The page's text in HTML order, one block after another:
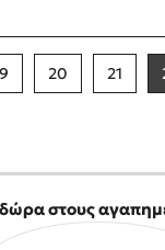
20 21
στους